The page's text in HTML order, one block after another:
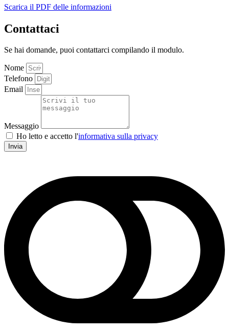
Scarica il PDF delle informazioni
Contattaci
Se hai domande, puoi contattarci compilando il modulo.
Nome
Telefono
Email
Messaggio
Ho letto e accetto l'informativa sulla privacy
Invia